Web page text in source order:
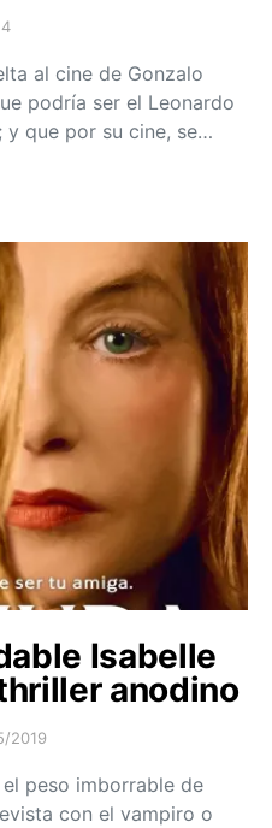
al cine de Gonzalo
podría ser el Leonardo
y que por su cine, se…
Isabelle
anodino
2019
peso imborrable de
con el vampiro o